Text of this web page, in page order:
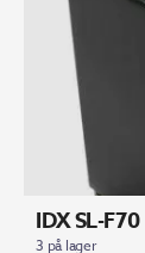
IDX SL-F70
3 på lager